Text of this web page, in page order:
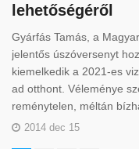
lehetőségéről
Gyárfás Tamás, a
jelentős úszóversenyt
kiemelkedik a 2021-es
ad otthont. Véleménye
reménytelen, méltán
2014 dec 15